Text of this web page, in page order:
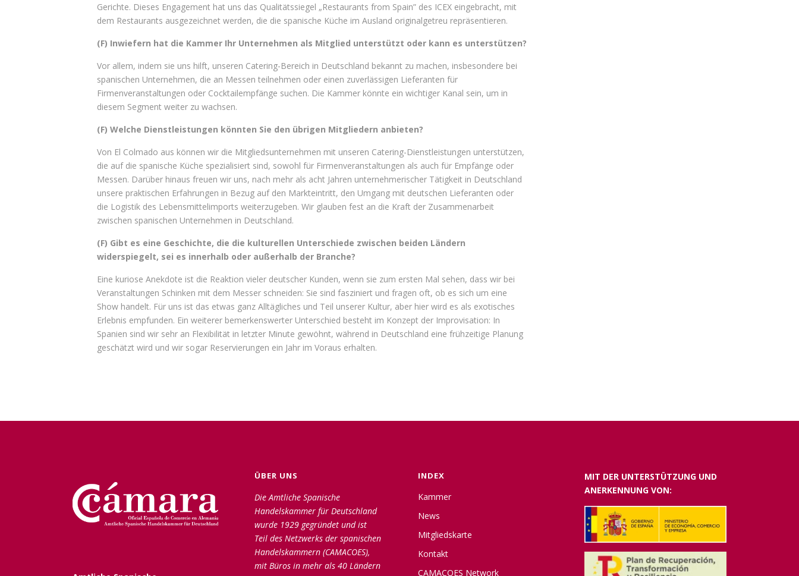
Gerichte. Dieses Engagement hat uns das Qualitätssiegel „Restaurants from Spain” des ICEX eingebracht, mit
dem Restaurants ausgezeichnet werden, die die spanische Küche im Ausland originalgetreu repräsentieren.
(F) Inwiefern hat die Kammer Ihr Unternehmen als Mitglied unterstützt oder kann es unterstützen?
Vor allem, indem sie uns hilft, unseren Catering-Bereich in Deutschland bekannt zu machen, insbesondere bei
spanischen Unternehmen, die an Messen teilnehmen oder einen zuverlässigen Lieferanten für
Firmenveranstaltungen oder Cocktailempfänge suchen. Die Kammer könnte ein wichtiger Kanal sein, um in
diesem Segment weiter zu wachsen.
(F) Welche Dienstleistungen könnten Sie den übrigen Mitgliedern anbieten?
Von El Colmado aus können wir die Mitgliedsunternehmen mit unseren Catering-Dienstleistungen unterstützen,
die auf die spanische Küche spezialisiert sind, sowohl für Firmenveranstaltungen als auch für Empfänge oder
Messen. Darüber hinaus freuen wir uns, nach mehr als acht Jahren unternehmerischer Tätigkeit in Deutschland
unsere praktischen Erfahrungen in Bezug auf den Markteintritt, den Umgang mit deutschen Lieferanten oder
die Logistik des Lebensmittelimports weiterzugeben. Wir glauben fest an die Kraft der Zusammenarbeit
zwischen spanischen Unternehmen in Deutschland.
(F) Gibt es eine Geschichte, die die kulturellen Unterschiede zwischen beiden Ländern
widerspiegelt, sei es innerhalb oder außerhalb der Branche?
Eine kuriose Anekdote ist die Reaktion vieler deutscher Kunden, wenn sie zum ersten Mal sehen, dass wir bei
Veranstaltungen Schinken mit dem Messer schneiden: Sie sind fasziniert und fragen oft, ob es sich um eine
Show handelt. Für uns ist das etwas ganz Alltägliches und Teil unserer Kultur, aber hier wird es als exotisches
Erlebnis empfunden. Ein weiterer bemerkenswerter Unterschied besteht im Konzept der Improvisation: In
Spanien sind wir sehr an Flexibilität in letzter Minute gewöhnt, während in Deutschland eine frühzeitige Planung
geschätzt wird und wir sogar Reservierungen ein Jahr im Voraus erhalten.
ÜBER UNS
Die Amtliche Spanische
Handelskammer für Deutschland
wurde 1929 gegründet und ist
Teil des Netzwerks der spanischen
Handelskammern (CAMACOES),
mit Büros in mehr als 40 Ländern
INDEX
Kammer
News
Mitgliedskarte
Kontakt
CAMACOES Network
MIT DER UNTERSTÜTZUNG UND
ANERKENNUNG VON: